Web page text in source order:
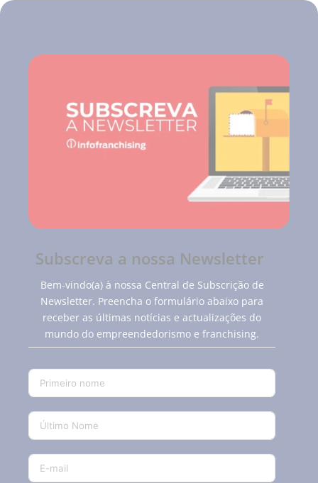
Subscreva a nossa Newsletter
Bem-vindo(a) à nossa Central de Subscrição de
Newsletter. Preencha o formulário abaixo para
receber as últimas notícias e actualizações do
mundo do empreendedorismo e franchising.